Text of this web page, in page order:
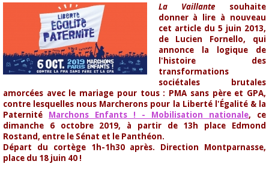
La Vaillante souhaite
donner à lire à nouveau
cet article du 5 juin 2013,
de Lucien Fornello, qui
annonce la logique de
l'histoire des
transformations
sociétales brutales
amorcées avec le mariage pour tous : PMA sans père et GPA,
contre lesquelles nous Marcherons pour la Liberté l'Égalité & la
Paternité Marchons Enfants ! - Mobilisation nationale, ce
dimanche 6 octobre 2019, à partir de 13h place Edmond
Rostand, entre le Sénat et le Panthéon.
Départ du cortège 1h-1h30 après. Direction Montparnasse,
place du 18 juin 40 !